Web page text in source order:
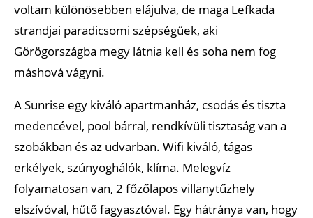
voltam különösebben elájulva, de maga Lefkada
strandjai paradicsomi szépségűek, aki
Görögországba megy látnia kell és soha nem fog
máshová vágyni.
A Sunrise egy kiváló apartmanház, csodás és tiszta
medencével, pool bárral, rendkívüli tisztaság van a
szobákban és az udvarban. Wifi kiváló, tágas
erkélyek, szúnyoghálók, klíma. Melegvíz
folyamatosan van, 2 főzőlapos villanytűzhely
elszívóval, hűtő fagyasztóval. Egy hátránya van, hogy